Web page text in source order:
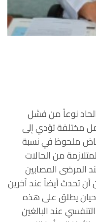
الحاد نوعاً من فشل
مختلفة تؤدي إلى
ملحوظ في نسبة
من الحالات
المرضى المصابين
تحدث أيضاً عند آخرين
يطلق على هذه
عند البالغين